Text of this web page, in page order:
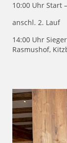
10:00 Uhr Start
anschl. 2. Lauf
14:00 Uhr
Rasmushof,